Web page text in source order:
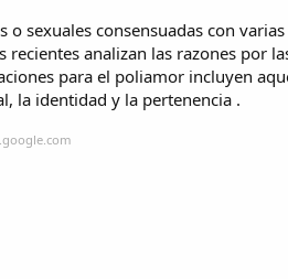
sexuales consensuadas con
analizan las razones por
para el poliamor incluyen
la identidad y la pertenencia .